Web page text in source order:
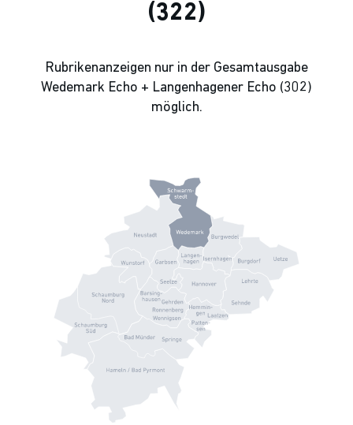
(322)
Rubrikenanzeigen nur in der Gesamtausgabe
Wedemark Echo + Langenhagener Echo (302)
möglich.